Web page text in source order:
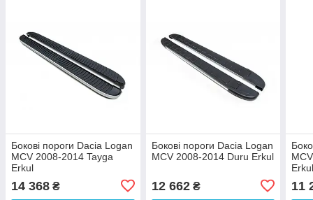
Бокові пороги Dacia Logan
MCV 2008-2014 Tayga
Erkul
14 368 ₴
Бокові пороги Dacia Logan
MCV 2008-2014 Duru Erkul
12 662₴ 11